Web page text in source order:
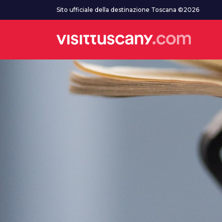
Vai al contenuto principaleSito ufficiale della destinazione Toscana ©2026